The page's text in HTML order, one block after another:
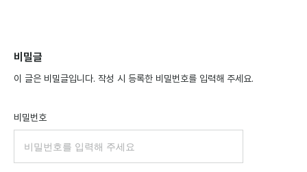
비밀글
이 글은 비밀글입니다. 작성 시 등록한 비밀번호를 입력해 주세요.
비밀번호